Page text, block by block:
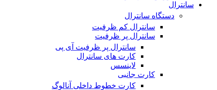
سانترال
دستگاه سانترال
سانترال کم ظرفیت
سانترال پر ظرفیت
سانترال پر ظرفیت آی پی
کارت های سانترال
لاینسس
کارت جانبی
کارت خطوط داخلی آنالوگ